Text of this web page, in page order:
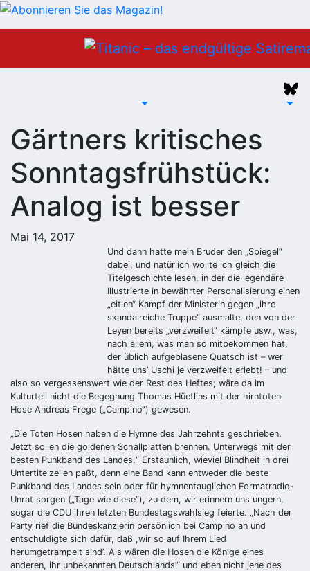
Gärtners kritisches
Sonntagsfrühstück:
Analog ist besser
Mai 14, 2017
Und dann hatte mein Bruder den „Spiegel“
dabei, und natürlich wollte ich gleich die
Titelgeschichte lesen, in der die legendäre
Illustrierte in bewährter Personalisierung einen
„eitlen“ Kampf der Ministerin gegen „ihre
skandalreiche Truppe“ ausmalte, den von der
Leyen bereits „verzweifelt“ kämpfe usw., was,
nach allem, was man so mitbekommen hat,
der üblich aufgeblasene Quatsch ist – wer
hätte uns’ Uschi je verzweifelt erlebt! – und
also so vergessenswert wie der Rest des Heftes; wäre da im
Kulturteil nicht die Begegnung Thomas Hüetlins mit der hirntoten
Hose Andreas Frege („Campino“) gewesen.
„Die Toten Hosen haben die Hymne des Jahrzehnts geschrieben.
Jetzt sollen die goldenen Schallplatten brennen. Unterwegs mit der
besten Punkband des Landes.“ Erstaunlich, wieviel Blindheit in drei
Untertitelzeilen paßt, denn eine Band kann entweder die beste
Punkband des Landes sein oder für hymnentauglichen Formatradio-
Unrat sorgen („Tage wie diese“), zu dem, wir erinnern uns ungern,
sogar die CDU ihren letzten Bundestagswahlsieg feierte. „Nach der
Party rief die Bundeskanzlerin persönlich bei Campino an und
entschuldigte sich dafür, daß ,wir so auf Ihrem Lied
herumgetrampelt sind’. Als wären die Hosen die Könige eines
anderen, ihr unbekannten Deutschlands’“ und eben nicht jene des